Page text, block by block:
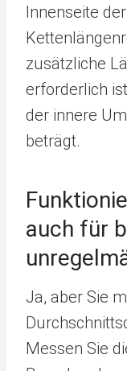
Innenseite
zusätzliche
erforderlich
der innere
beträgt.
auch für
Ja, aber Sie
Messen Sie